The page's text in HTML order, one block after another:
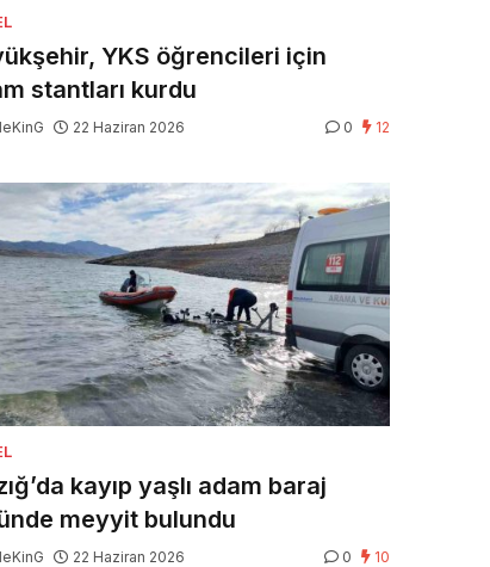
YKS öğrencileri için
stantları kurdu
22 Haziran 2026 0 12
kayıp yaşlı adam baraj
meyyit bulundu
22 Haziran 2026 0 10